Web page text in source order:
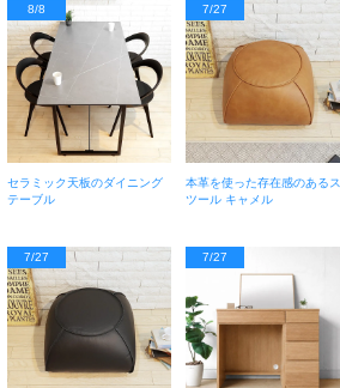
8/8
セラミック天板のダイニング
テーブル
7/27
本革を使った存在感のあるス
ツール キャメル
7/27 7/27